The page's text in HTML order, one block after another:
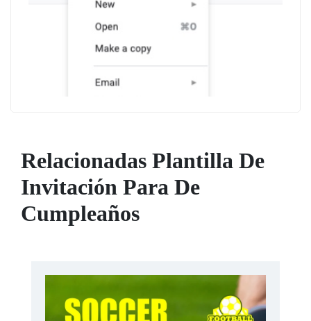
Relacionadas Plantilla De
Invitación Para De
Cumpleaños